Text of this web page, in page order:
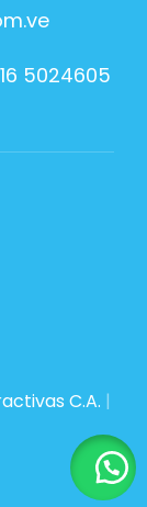
5024605
C.A. |